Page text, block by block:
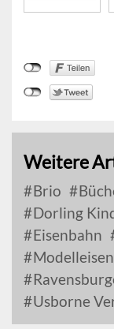
Weitere
Brio
Dorling
Eisenbahn
Usborne